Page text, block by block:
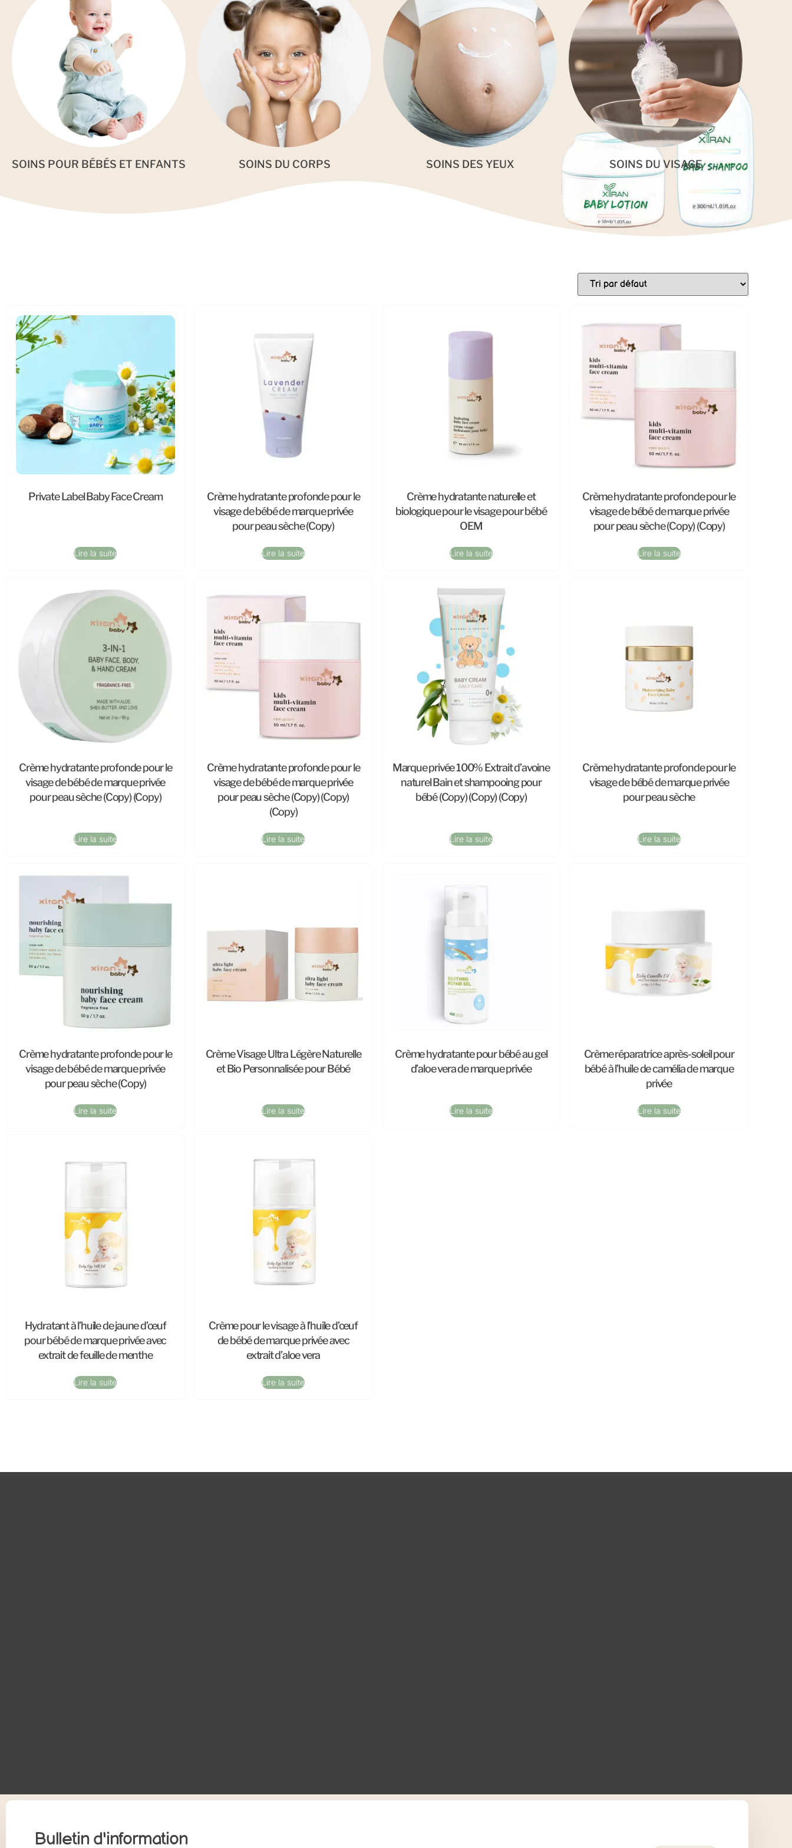
SOINS POUR BÉBÉS ET ENFANTS SOINS DU CORPS SOINS DES YEUX SOINS DU VISAGE
Private Label Baby Face Cream
Lire la suite
Crème hydratante profonde pour le
visage de bébé de marque privée
pour peau sèche (Copy)
Lire la suite
Crème hydratante naturelle et
biologique pour le visage pour bébé
OEM
Lire la suite
Crème hydratante profonde pour le
visage de bébé de marque privée
pour peau sèche (Copy) (Copy)
Lire la suite
Crème hydratante profonde pour le
visage de bébé de marque privée
pour peau sèche (Copy) (Copy)
Lire la suite
Crème hydratante profonde pour le
visage de bébé de marque privée
pour peau sèche (Copy) (Copy)
(Copy)
Lire la suite
Marque privée 100% Extrait d’avoine
naturel Bain et shampooing pour
bébé (Copy) (Copy) (Copy)
Lire la suite
Crème hydratante profonde pour le
visage de bébé de marque privée
pour peau sèche
Lire la suite
Crème hydratante profonde pour le
visage de bébé de marque privée
pour peau sèche (Copy)
Lire la suite
Crème Visage Ultra Légère Naturelle
et Bio Personnalisée pour Bébé
Lire la suite
Crème hydratante pour bébé au gel
d’aloe vera de marque privée
Lire la suite
Crème réparatrice après-soleil pour
bébé à l’huile de camélia de marque
privée
Lire la suite
Hydratant à l’huile de jaune d’œuf
pour bébé de marque privée avec
extrait de feuille de menthe
Lire la suite
Crème pour le visage à l’huile d’œuf
de bébé de marque privée avec
extrait d’aloe vera
Lire la suite
Bulletin d'information